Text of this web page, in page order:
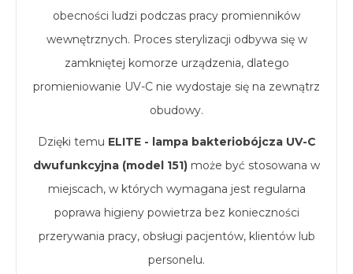
obecności ludzi podczas pracy promienników
wewnętrznych. Proces sterylizacji odbywa się w
zamkniętej komorze urządzenia, dlatego
promieniowanie UV-C nie wydostaje się na zewnątrz
obudowy.
Dzięki temu ELITE - lampa bakteriobójcza UV-C
dwufunkcyjna (model 151) może być stosowana w
miejscach, w których wymagana jest regularna
poprawa higieny powietrza bez konieczności
przerywania pracy, obsługi pacjentów, klientów lub
personelu.